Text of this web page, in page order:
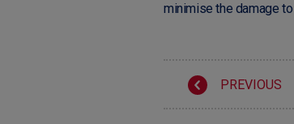
minimise the damage
PREVIOUS